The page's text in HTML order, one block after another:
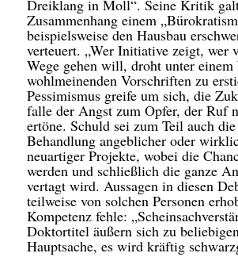
Dreiklang in Moll“. Seine Kritik
Zusammenhang einem
beispielsweise den Hausbau
verteuert. „Wer Initiative zeigt, wer
Wege gehen will, droht unter einem
wohlmeinenden Vorschriften zu
Pessimismus greife um sich, die
falle der Angst zum Opfer, der Ruf
ertöne. Schuld sei zum Teil auch
Behandlung angeblicher oder
neuartiger Projekte, wobei die
werden und schließlich die ganze
vertagt wird. Aussagen in diesen
teilweise von solchen Personen
Kompetenz fehle:
Doktortitel äußern sich zu
Hauptsache, es wird kräftig